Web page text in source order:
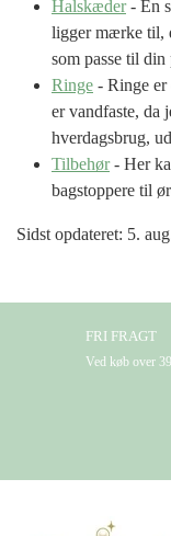
Halskæder- En
ligger mærke til,
som passe til din
Ringe - Ringe er
er vandfaste, da
hverdagsbrug,
Tilbehør- Her
bagstoppere til
Sidst opdateret: 5.
FRI FRAGT
Ved køb over